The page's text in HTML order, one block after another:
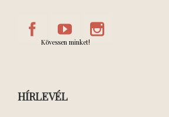
Kövessen minket!
HÍRLEVÉL